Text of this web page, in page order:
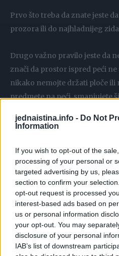
jednaistina.info - Do Not
Information
If you wish to opt-out of the
processing of your personal or
targeted advertising by us,
section to confirm your
opt-out request is processed
interest-based ads based on
us or personal information
your opt-out. You may
disclosure of your personal
IAB’s list of downstream
Prvo što treba da znate jeste
prozora ili do najhladnijeg
Drugo važno pravilo jeste da
znači da prostor ispred peći
nikako nemojte držati ploče ili
predmete na peći, smanjujete
će ona morati duže da radi